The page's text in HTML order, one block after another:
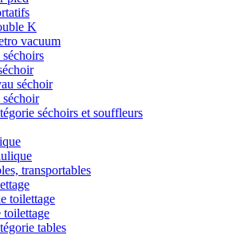
K
vacuum
séchoirs
séchoir
séchoir
séchoirs et souffleurs
transportables
toilettage
toilettage
tables